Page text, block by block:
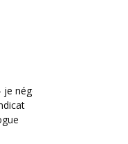
négocie